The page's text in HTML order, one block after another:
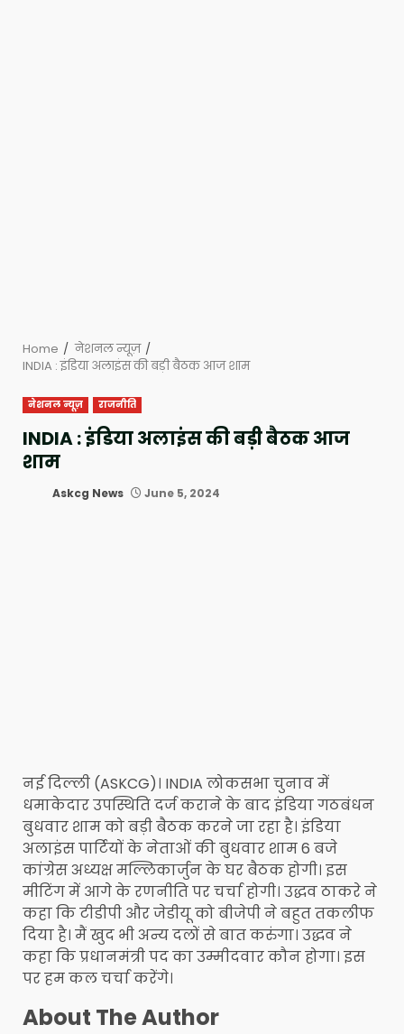
Home
नेशनल न्यूज़
INDIA : इंडिया अलाइंस की बड़ी बैठक आज शाम
नेशनल न्यूज़ राजनीति
INDIA : इंडिया अलाइंस की बड़ी बैठक आज
शाम
Askcg News June 5, 2024
नई दिल्ली (ASKCG)। INDIA लोकसभा चुनाव में
धमाकेदार उपस्थिति दर्ज कराने के बाद इंडिया गठबंधन
बुधवार शाम को बड़ी बैठक करने जा रहा है। इंडिया
अलाइंस पार्टियों के नेताओं की बुधवार शाम 6 बजे
कांग्रेस अध्यक्ष मल्लिकार्जुन के घर बैठक होगी। इस
मीटिंग में आगे के रणनीति पर चर्चा होगी। उद्धव ठाकरे ने
कहा कि टीडीपी और जेडीयू को बीजेपी ने बहुत तकलीफ
दिया है। मैं खुद भी अन्य दलों से बात करुंगा। उद्धव ने
कहा कि प्रधानमंत्री पद का उम्मीदवार कौन होगा। इस
पर हम कल चर्चा करेंगे।
About The Author